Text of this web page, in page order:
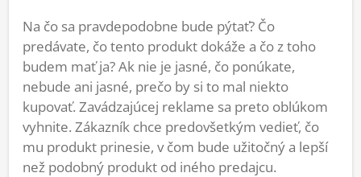
Na čo sa pravdepodobne bude pýtať? Čo
predávate, čo tento produkt dokáže a čo z toho
budem mať ja? Ak nie je jasné, čo ponúkate,
nebude ani jasné, prečo by si to mal niekto
kupovať. Zavádzajúcej reklame sa preto oblúkom
vyhnite. Zákazník chce predovšetkým vedieť, čo
mu produkt prinesie, v čom bude užitočný a lepší
než podobný produkt od iného predajcu.